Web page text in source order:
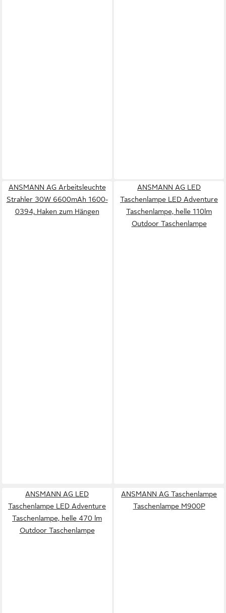
ANSMANN AG Arbeitsleuchte
Strahler 30W 6600mAh 1600-
0394, Haken zum Hängen
ANSMANN AG LED
Taschenlampe LED Adventure
Taschenlampe, helle 110lm
Outdoor Taschenlampe
ANSMANN AG LED
Taschenlampe LED Adventure
Taschenlampe, helle 470 lm
Outdoor Taschenlampe
ANSMANN AG Taschenlampe
Taschenlampe M900P